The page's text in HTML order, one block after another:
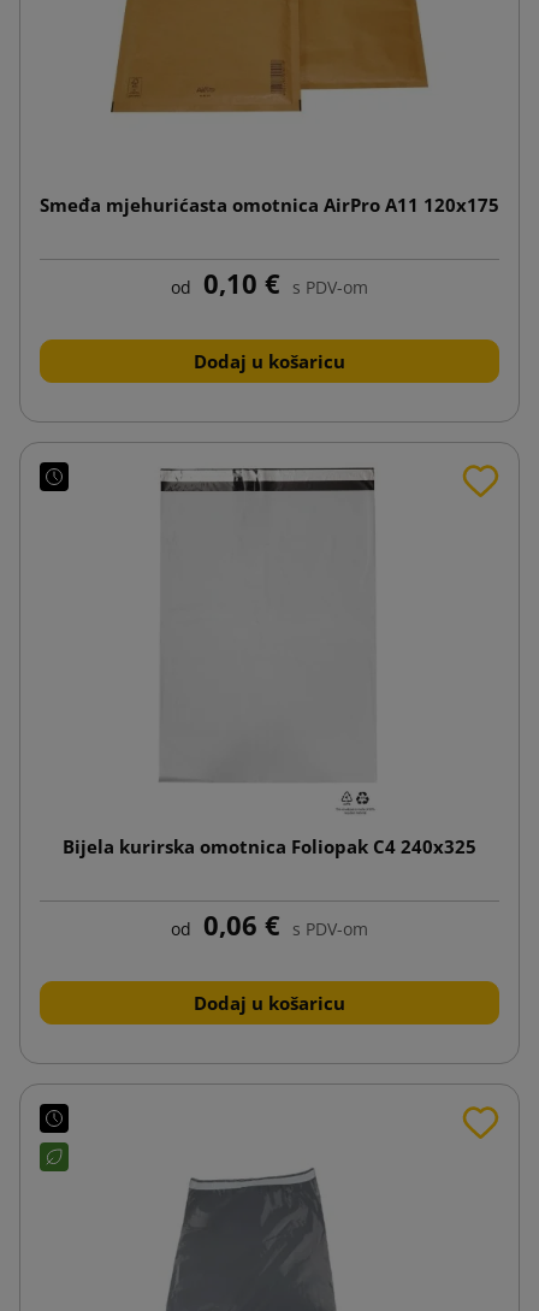
Smeđa mjehurićasta omotnica AirPro A11 120x175
od 0,10 € s PDV-om
Dodaj u košaricu
Bijela kurirska omotnica Foliopak C4 240x325
od 0,06 € s PDV-om
Dodaj u košaricu